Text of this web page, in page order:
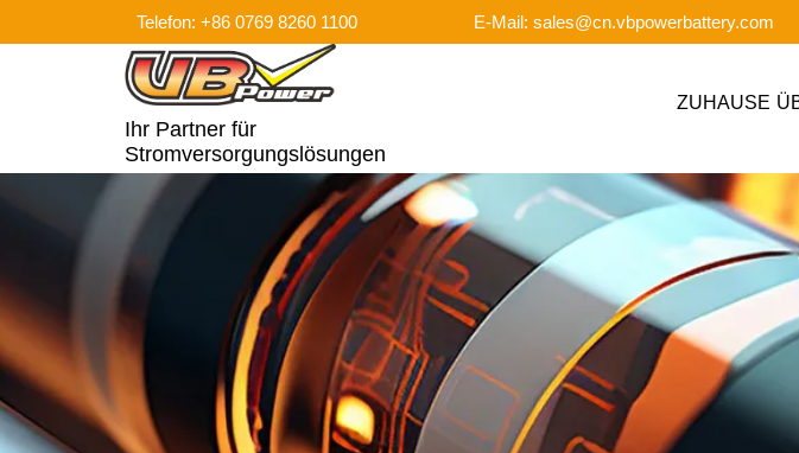
Telefon: +86 0769 8260 1100 E-Mail: sales@cn.vbpowerbattery.com
Ihr Partner für
Stromversorgungslösungen
ZUHAUSE